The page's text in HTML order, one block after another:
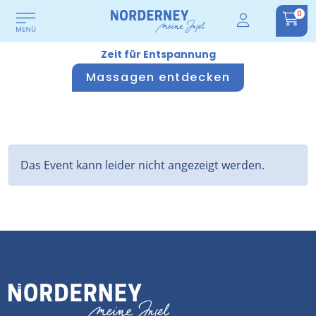
0
Zeit für Entspannung
Massagen entdecken
Das Event kann leider nicht angezeigt werden.